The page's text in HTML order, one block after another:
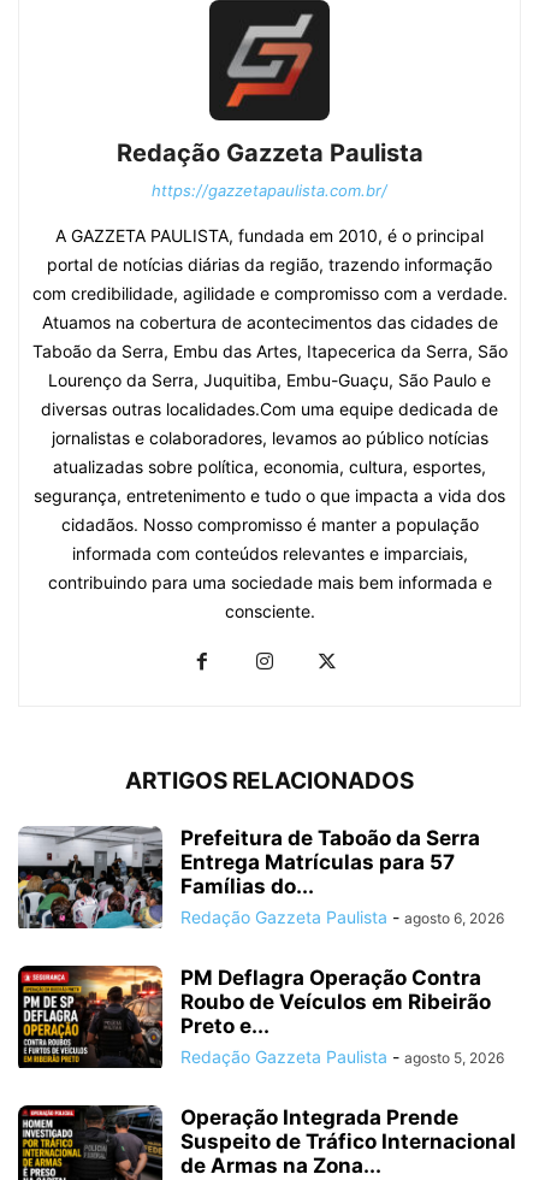
Redação Gazzeta Paulista
https://gazzetapaulista.com.br/
A GAZZETA PAULISTA, fundada em 2010, é o principal
portal de notícias diárias da região, trazendo informação
com credibilidade, agilidade e compromisso com a verdade.
Atuamos na cobertura de acontecimentos das cidades de
Taboão da Serra, Embu das Artes, Itapecerica da Serra, São
Lourenço da Serra, Juquitiba, Embu-Guaçu, São Paulo e
diversas outras localidades.Com uma equipe dedicada de
jornalistas e colaboradores, levamos ao público notícias
atualizadas sobre política, economia, cultura, esportes,
segurança, entretenimento e tudo o que impacta a vida dos
cidadãos. Nosso compromisso é manter a população
informada com conteúdos relevantes e imparciais,
contribuindo para uma sociedade mais bem informada e
consciente.
ARTIGOS RELACIONADOS
Prefeitura de Taboão da Serra
Entrega Matrículas para 57
Famílias do...
Redação Gazzeta Paulista - agosto 6, 2026
PM Deflagra Operação Contra
Roubo de Veículos em Ribeirão
Preto e...
Redação Gazzeta Paulista - agosto 5, 2026
Operação Integrada Prende
Suspeito de Tráfico Internacional
de Armas na Zona...